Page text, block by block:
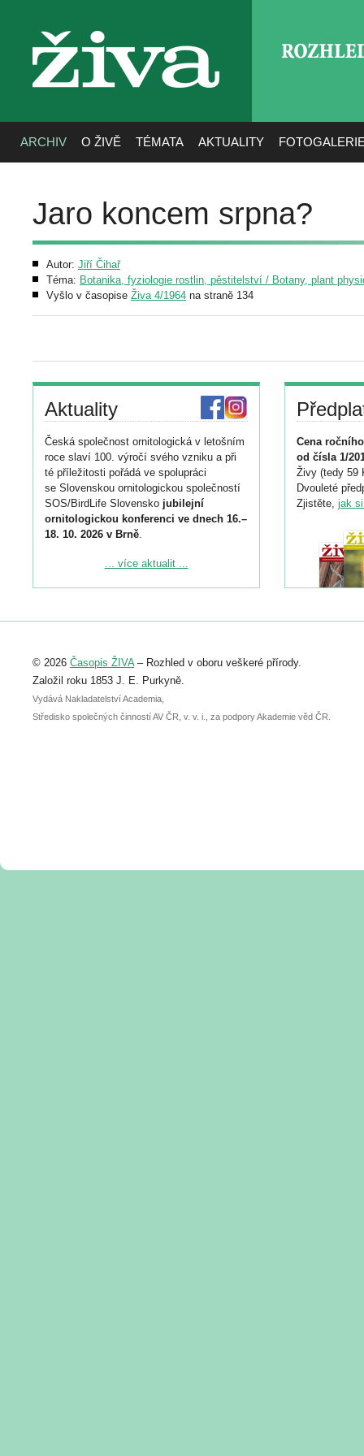
živa
ARCHIV O ŽIVĚ TÉMATA AKTUALITY
Jaro koncem srpna?
Autor: Jiří Čihař
Téma: Botanika, fyziologie rostlin, pěstitelství / Botany, plant
Vyšlo v časopise Živa 4/1964 na straně 134
Aktuality
Česká společnost ornitologická v letošním
roce slaví 100. výročí svého vzniku a při
té příležitosti pořádá ve spolupráci
se Slovenskou ornitologickou společností
SOS/BirdLife Slovensko jubilejní
ornitologickou konferenci ve dnech 16.–
18. 10. 2026 v Brně.
Podrobnější informace ke konferenci
Registrovat se můžete do 6. září.
abstraktu přihlášené přednášky nebo
posteru je už 30. června.
... více aktualit ...
Cena
od čísla 1/
Živy (tedy 59
Dvouleté
Zjistěte, jak
© 2026 Časopis ŽIVA– Rozhled v oboru veškeré přírody.
Založil roku 1853 J. E. Purkyně.
Vydává Nakladatelství Academia,
Středisko společných činností AV ČR, v. v. i., za podpory Akademie věd ČR.